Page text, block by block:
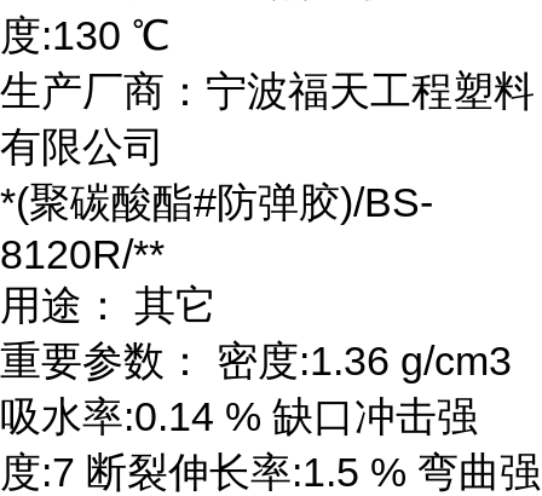
度:130 ℃
生产厂商：宁波福天工程塑料
有限公司
*(聚碳酸酯#防弹胶)/BS-
8120R/**
用途： 其它
重要参数： 密度:1.36 g/cm3
吸水率:0.14 % 缺口冲击强
度:7 断裂伸长率:1.5 % 弯曲强